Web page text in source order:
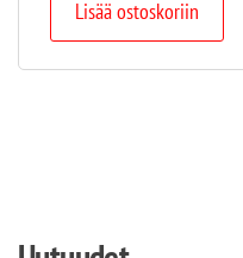
Lisää ostoskoriin